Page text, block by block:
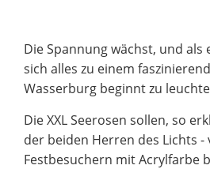
Die Spannung wächst, und
sich alles zu einem
Wasserburg beginnt zu
Die XXL Seerosen sollen, so
der beiden Herren des Lichts -
Festbesuchern mit Acrylfarbe